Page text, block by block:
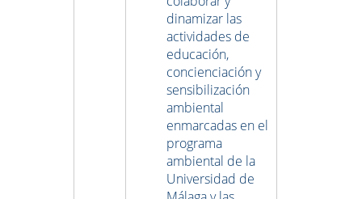
dinamizar las
actividades de
educación,
concienciación y
sensibilización
ambiental
enmarcadas en el
programa
ambiental de la
Universidad de